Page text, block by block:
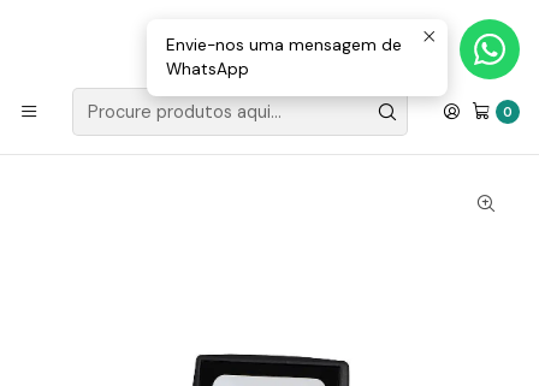
0
Loja Valongo: 220 150 143 (chamada para a rede fixa nacional) «»
E-mail: geral@movenergy.pt
Início
Projetor FL7 20W LED 1800Lm IP65 6000K LED7
Envie-nos uma mensagem de
WhatsApp